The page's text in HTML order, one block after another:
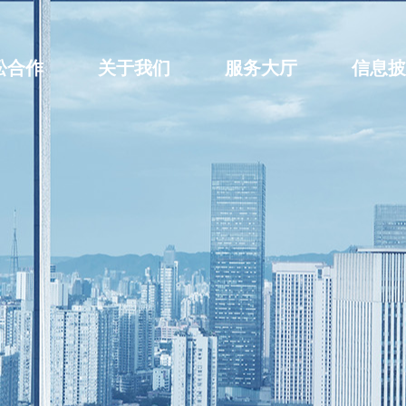
合作 关于我们 服务大厅 信息